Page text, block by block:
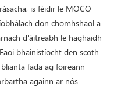
is féidir le MOCO
don chomhshaol a
d'áitreabh le haghaidh
bhainistíocht den scoth
fada ag foireann
againn ar nós